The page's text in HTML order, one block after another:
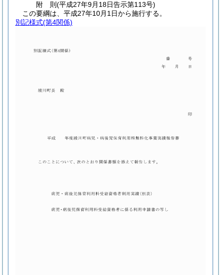
附 則(平成27年9月18日告示第113号)
この要綱は、平成27年10月1日から施行する。
別記様式(第4関係)